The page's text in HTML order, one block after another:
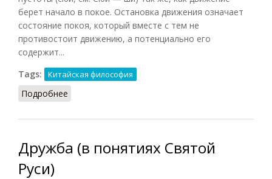
берет начало в покое. Остановка движения означает
состояние покоя, который вместе с тем не
противостоит движению, а потенциально его
содержит...
Tags:
Китайская философия
Подробнее
Дружба (в понятиях Святой
Руси)